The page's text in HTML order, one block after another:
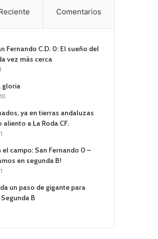
Comentarios
Fernando C.D. 0: El sueño del
vez más cerca
gloria
ya en tierras andaluzas
a La Roda CF.
el campo: San Fernando 0 –
en segunda B!
un paso de gigante para
B